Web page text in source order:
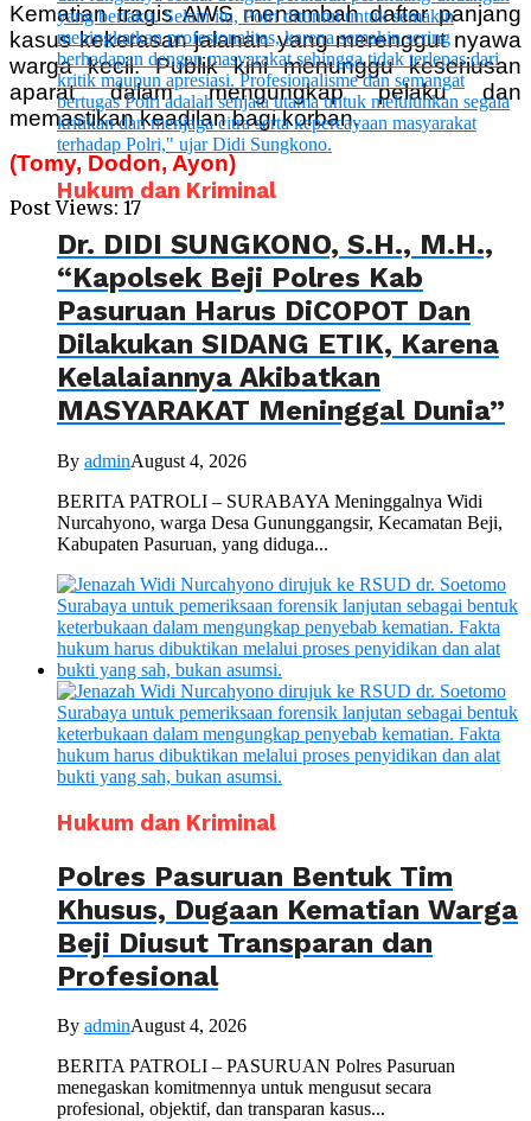
Kematian tragis AWS menambah daftar panjang
kasus kekerasan jalanan yang merenggut nyawa
warga kecil. Publik kini menunggu keseriusan
aparat dalam mengungkap pelaku dan
memastikan keadilan bagi korban.
(Tomy, Dodon, Ayon)
Post Views: 17
Hukum dan Kriminal
Dr. DIDI SUNGKONO, S.H., M.H.,
“Kapolsek Beji Polres Kab
Pasuruan Harus DiCOPOT Dan
Dilakukan SIDANG ETIK, Karena
Kelalaiannya Akibatkan
MASYARAKAT Meninggal Dunia”
By adminAugust 4, 2026
BERITA PATROLI – SURABAYA Meninggalnya Widi
Nurcahyono, warga Desa Gununggangsir, Kecamatan Beji,
Kabupaten Pasuruan, yang diduga...
Hukum dan Kriminal
Polres Pasuruan Bentuk Tim
Khusus, Dugaan Kematian Warga
Beji Diusut Transparan dan
Profesional
By adminAugust 4, 2026
BERITA PATROLI – PASURUAN Polres Pasuruan
menegaskan komitmennya untuk mengusut secara
profesional, objektif, dan transparan kasus...